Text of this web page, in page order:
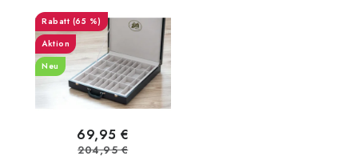
(65 %)
Aktion
Neu
69,95 €
204,95 €